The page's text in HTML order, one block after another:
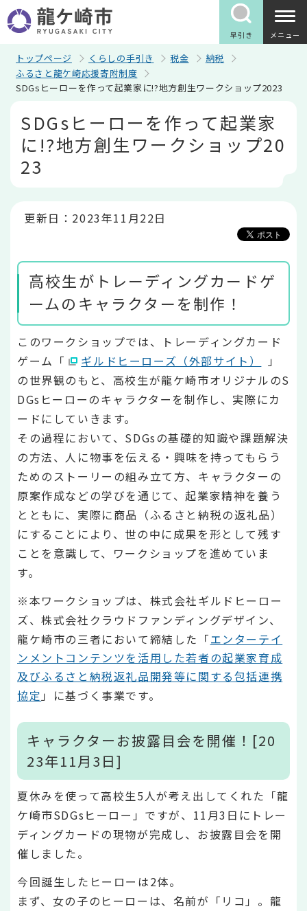
の
ペ
早引き メニュー
トップページ くらしの手引き 税金
納税
ふるさと龍ケ崎応援寄附制度
SDGsヒーローを作って起業家に!?地方創生ワークショップ2023
SDGsヒーローを作って起業家
に!?地方創生ワークショップ20
23
更新日：2023年11月22日
高校生がトレーディングカードゲ
ームのキャラクターを制作！
このワークショップでは、トレーディングカード
ゲーム「
ギルドヒーローズ（外部サイト）
」
の世界観のもと、高校生が龍ケ崎市オリジナルのS
DGsヒーローのキャラクターを制作し、実際にカ
ードにしていきます。
その過程において、SDGsの基礎的知識や課題解決
の方法、人に物事を伝える・興味を持ってもらう
ためのストーリーの組み立て方、キャラクターの
原案作成などの学びを通じて、起業家精神を養う
とともに、実際に商品（ふるさと納税の返礼品）
にすることにより、世の中に成果を形として残す
ことを意識して、ワークショップを進めていま
す。
※本ワークショップは、株式会社ギルドヒーロー
ズ、株式会社クラウドファンディングデザイン、
龍ケ崎市の三者において締結した「エンターテイ
ンメントコンテンツを活用した若者の起業家育成
及びふるさと納税返礼品開発等に関する包括連携
協定 」に基づく事業です。
キャラクターお披露目会を開催！[20
23年11月3日]
夏休みを使って高校生5人が考え出してくれた「龍
ケ崎市SDGsヒーロー」ですが、11月3日にトレー
ディングカードの現物が完成し、お披露目会を開
催しました。
今回誕生したヒーローは2体。
まず、女の子のヒーローは、名前が「リコ」。龍